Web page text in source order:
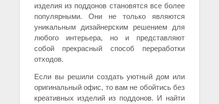
изделия из поддонов становятся все более
популярными. Они не только являются
уникальным дизайнерским решением для
любого интерьера, но и представляют
собой прекрасный способ переработки
отходов.
Если вы решили создать уютный дом или
оригинальный офис, то вам не обойтись без
креативных изделий из поддонов. И найти